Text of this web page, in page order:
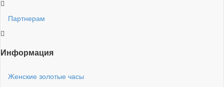
Партнерам
Информация
Женские золотые часы